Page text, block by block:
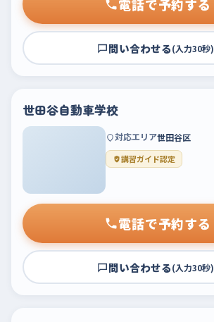
電話で予約する
問い合わせる(入力30秒)
世田谷自動車学校
対応エリア世田谷区
講習ガイド認定
電話で予約する
問い合わせる(入力30秒)